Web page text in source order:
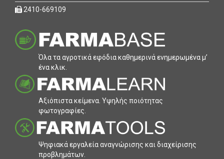
2410-669109
Όλα τα αγροτικά εφόδια καθηµερινά ενηµερωµένα µ’
ένα κλικ.
Αξιόπιστα κείµενα. Υψηλής ποιότητας
φωτογραφίες.
Ψηφιακά εργαλεία αναγνώρισης και διαχείρισης
προβληµάτων.